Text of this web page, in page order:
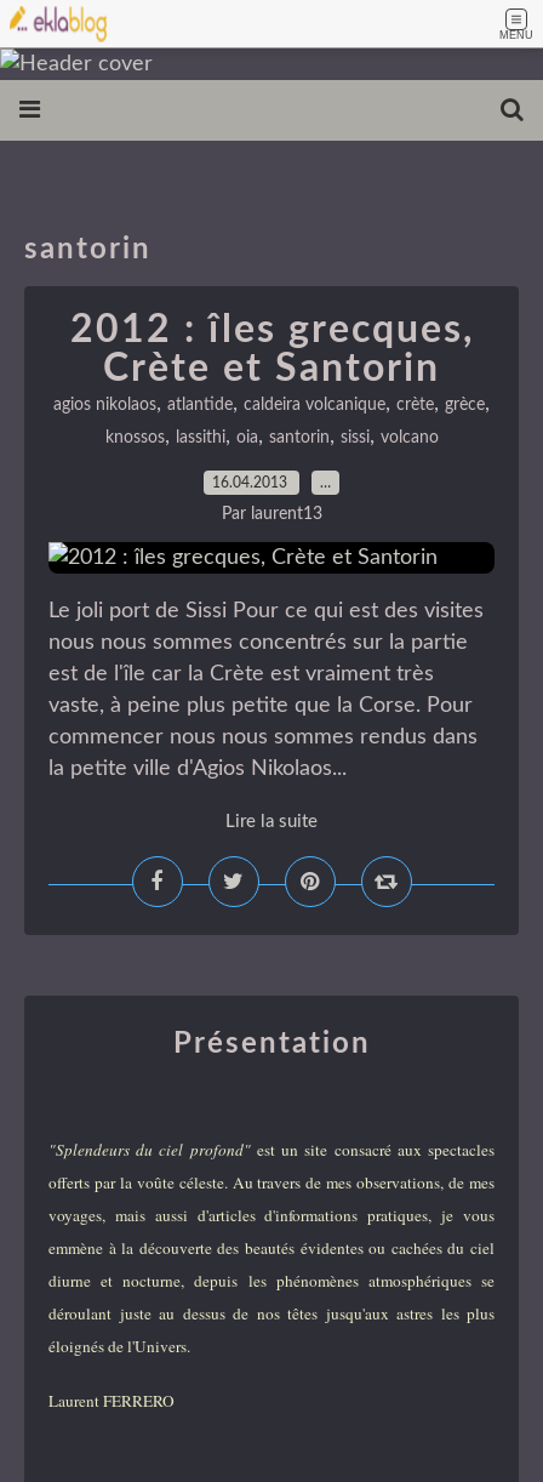
MENU
santorin
2012 : îles grecques,
Crète et Santorin
agios nikolaos, atlantide, caldeira volcanique, crète, grèce,
knossos, lassithi, oia, santorin, sissi, volcano
16.04.2013 …
Par laurent13
Le joli port de Sissi Pour ce qui est des visites
nous nous sommes concentrés sur la partie
est de l'île car la Crète est vraiment très
vaste, à peine plus petite que la Corse. Pour
commencer nous nous sommes rendus dans
la petite ville d'Agios Nikolaos...
Lire la suite
Présentation
"Splendeurs du ciel profond"est un site consacré aux spectacles
offerts par la voûte céleste. Au travers de mes observations, de mes
voyages, mais aussi d'articles d'informations pratiques, je vous
emmène à la découverte des beautés évidentes ou cachées du ciel
diurne et nocturne, depuis les phénomènes atmosphériques se
déroulant juste au dessus de nos têtes jusqu'aux astres les plus
éloignés de l'Univers.
Laurent FERRERO